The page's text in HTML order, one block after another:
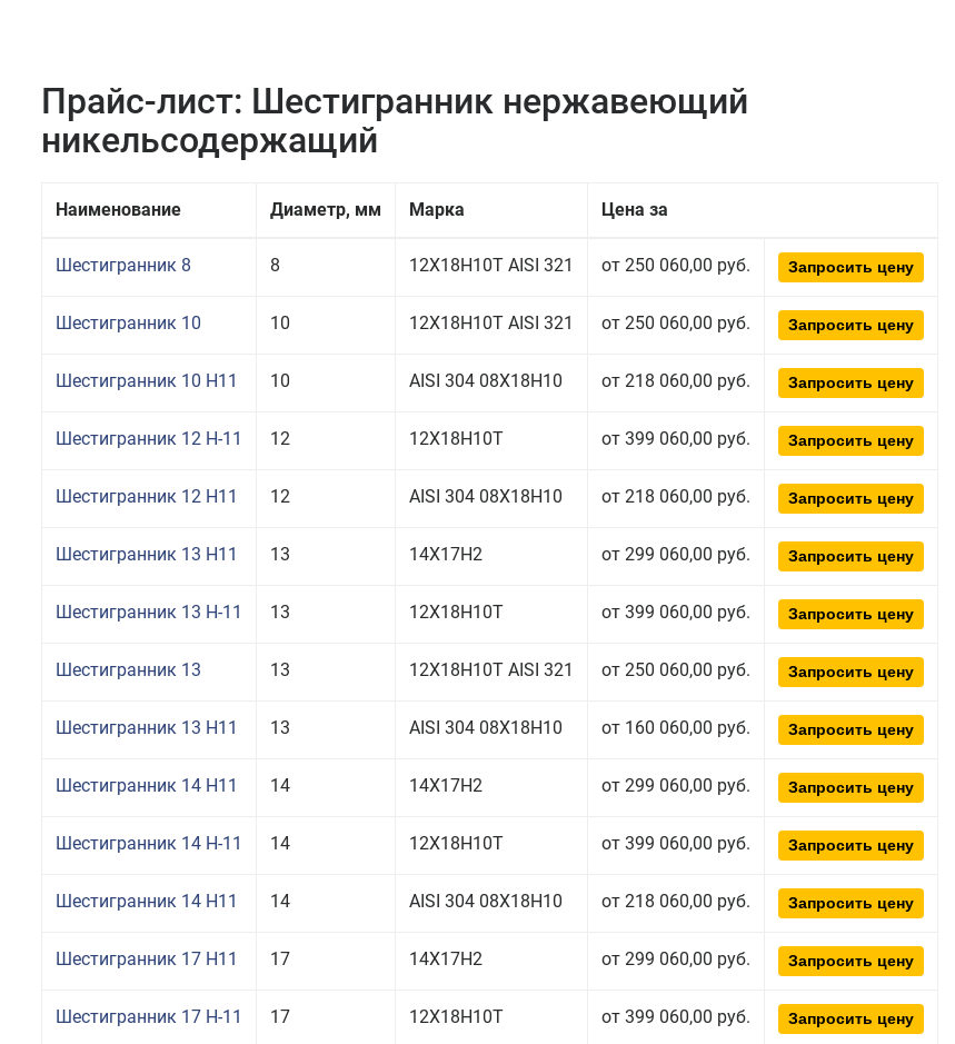
Прайс-лист: Шестигранник нержавеющий
никельсодержащий
Наименование Диаметр, мм Марка Цена за
Шестигранник 8 8 12Х18Н10Т AISI 321 от 250 060,00 руб. Запросить цену
Шестигранник 10 10 12Х18Н10Т AISI 321 от 250 060,00 руб. Запросить цену
Шестигранник 10 H11 10 AISI 304 08Х18Н10 от 218 060,00 руб. Запросить цену
Шестигранник 12 Н-11 12 12Х18Н10Т от 399 060,00 руб. Запросить цену
Шестигранник 12 H11 12 AISI 304 08Х18Н10 от 218 060,00 руб. Запросить цену
Шестигранник 13 H11 13 14Х17Н2 от 299 060,00 руб. Запросить цену
Шестигранник 13 Н-11 13 12Х18Н10Т от 399 060,00 руб. Запросить цену
Шестигранник 13 13 12Х18Н10Т AISI 321 от 250 060,00 руб. Запросить цену
Шестигранник 13 H11 13 AISI 304 08Х18Н10 от 160 060,00 руб. Запросить цену
Шестигранник 14 H11 14 14Х17Н2 от 299 060,00 руб. Запросить цену
Шестигранник 14 Н-11 14 12Х18Н10Т от 399 060,00 руб. Запросить цену
Шестигранник 14 H11 14 AISI 304 08Х18Н10 от 218 060,00 руб. Запросить цену
Шестигранник 17 H11 17 14Х17Н2 от 299 060,00 руб. Запросить цену
Шестигранник 17 Н-11 17 12Х18Н10Т от 399 060,00 руб. Запросить цену